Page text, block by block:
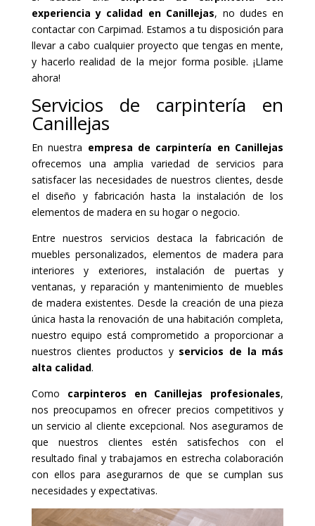
experiencia y calidad en Canillejas, no dudes en
contactar con Carpimad. Estamos a tu disposición para
llevar a cabo cualquier proyecto que tengas en mente,
y hacerlo realidad de la mejor forma posible. ¡Llame
ahora!
Servicios de carpintería en
Canillejas
En nuestra empresa de carpintería en Canillejas
ofrecemos una amplia variedad de servicios para
satisfacer las necesidades de nuestros clientes, desde
el diseño y fabricación hasta la instalación de los
elementos de madera en su hogar o negocio.
Entre nuestros servicios destaca la fabricación de
muebles personalizados, elementos de madera para
interiores y exteriores, instalación de puertas y
ventanas, y reparación y mantenimiento de muebles
de madera existentes. Desde la creación de una pieza
única hasta la renovación de una habitación completa,
nuestro equipo está comprometido a proporcionar a
nuestros clientes productos y servicios de la más
alta calidad.
Como carpinteros en Canillejas profesionales,
nos preocupamos en ofrecer precios competitivos y
un servicio al cliente excepcional. Nos aseguramos de
que nuestros clientes estén satisfechos con el
resultado final y trabajamos en estrecha colaboración
con ellos para asegurarnos de que se cumplan sus
necesidades y expectativas.